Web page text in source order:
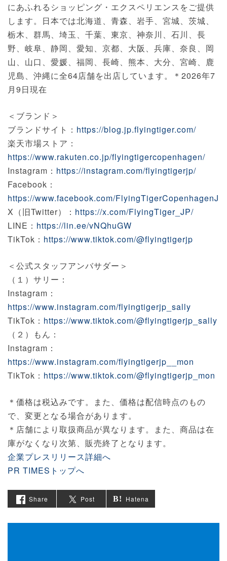
にあふれるショッピング・エクスペリエンスをご提供
します。日本では北海道、青森、岩手、宮城、茨城、
栃木、群馬、埼玉、千葉、東京、神奈川、石川、長
野、岐阜、静岡、愛知、京都、大阪、兵庫、奈良、岡
山、山口、愛媛、福岡、長崎、熊本、大分、宮崎、鹿
児島、沖縄に全64店舗を出店しています。＊2026年7
月9日現在
＜ブランド＞
ブランドサイト： https://blog.jp.flyingtiger.com/
楽天市場ストア：
https://www.rakuten.co.jp/flyingtigercopenhagen/
Instagram： https://instagram.com/flyingtigerjp/
Facebook：
https://www.facebook.com/FlyingTigerCopenhagenJP
X（旧Twitter）： https://x.com/FlyingTiger_JP/
LINE： https://lin.ee/vNQhuGW
TikTok： https://www.tiktok.com/@flyingtigerjp
＜公式スタッフアンバサダー＞
（１）サリー：
Instagram：
https://www.instagram.com/flyingtigerjp_sally
TikTok： https://www.tiktok.com/@flyingtigerjp_sally
（２）もん：
Instagram：
https://www.instagram.com/flyingtigerjp__mon
TikTok： https://www.tiktok.com/@flyingtigerjp_mon
＊価格は税込みです。また、価格は配信時点のもの
で、変更となる場合があります。
＊店舗により取扱商品が異なります。また、商品は在
庫がなくなり次第、販売終了となります。
企業プレスリリース詳細へ
PR TIMESトップへ
Share Post Hatena